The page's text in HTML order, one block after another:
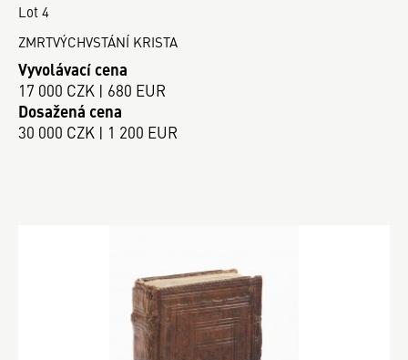
Lot 4
ZMRTVÝCHVSTÁNÍ KRISTA
Vyvolávací cena
17 000 CZK | 680 EUR
Dosažená cena
30 000 CZK | 1 200 EUR